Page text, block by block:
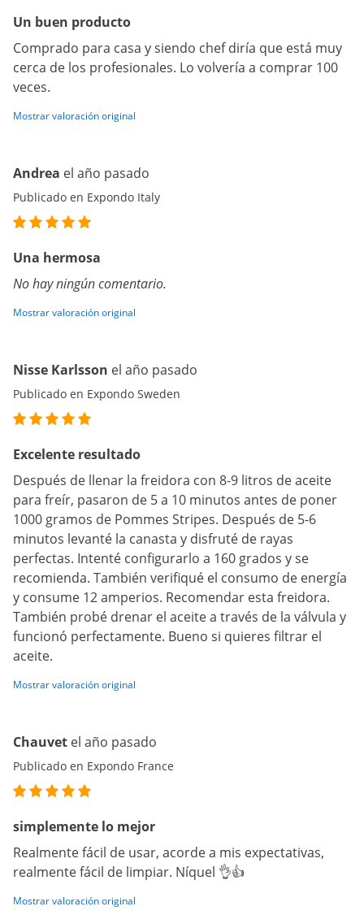
Un buen producto
Comprado para casa y siendo chef diría que está muy
cerca de los profesionales. Lo volvería a comprar 100
veces.
Mostrar valoración original
Andrea el año pasado
Publicado en Expondo Italy
Una hermosa
No hay ningún comentario.
Mostrar valoración original
Nisse Karlsson el año pasado
Publicado en Expondo Sweden
Excelente resultado
Después de llenar la freidora con 8-9 litros de aceite
para freír, pasaron de 5 a 10 minutos antes de poner
1000 gramos de Pommes Stripes. Después de 5-6
minutos levanté la canasta y disfruté de rayas
perfectas. Intenté configurarlo a 160 grados y se
recomienda. También verifiqué el consumo de energía
y consume 12 amperios. Recomendar esta freidora.
También probé drenar el aceite a través de la válvula y
funcionó perfectamente. Bueno si quieres filtrar el
aceite.
Mostrar valoración original
Chauvet el año pasado
Publicado en Expondo France
simplemente lo mejor
Realmente fácil de usar, acorde a mis expectativas,
realmente fácil de limpiar. Níquel 👌👍
Mostrar valoración original